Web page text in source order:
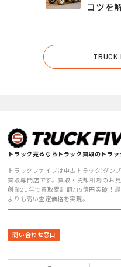
コツを
トラック売るならトラック買取のトラ
トラックファイブは中古トラック(ダン
買取専門店です。買取・売却相場のお
創業20年で買取累計額715億円突破！
よりも高い査定価格を実現。
問い合わせ窓口